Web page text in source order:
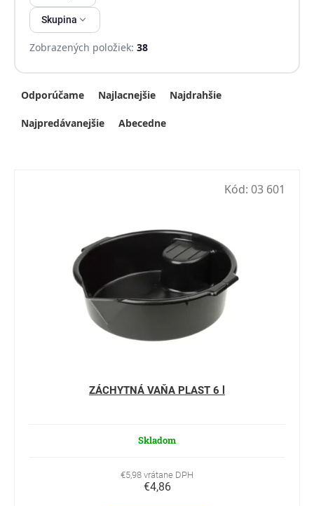
Skupina
Zobrazených položiek: 38
Radenie produktov
Odporúčame Najlacnejšie Najdrahšie
Najpredávanejšie Abecedne
ZÁCHYTNÁ VAŇA PLAST 6 l
Skladom
€5,98 vrátane DPH
€4,86
Kód: 03 601